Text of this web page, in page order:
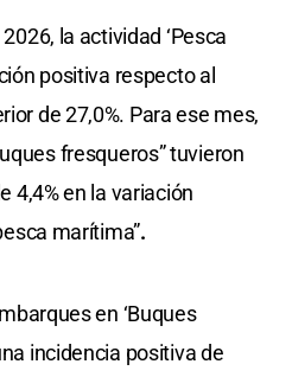
la actividad ‘Pesca
positiva respecto al
de 27,0%. Para ese mes,
fresqueros” tuvieron
4,4% en la variación
marítima”.
en ‘Buques
incidencia positiva de